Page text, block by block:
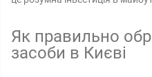
Як правильно
засоби в Києві